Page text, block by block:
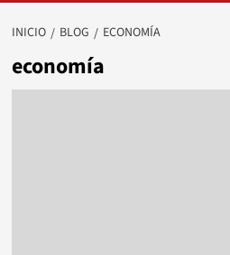
INICIO BLOG ECONOMÍA
economía